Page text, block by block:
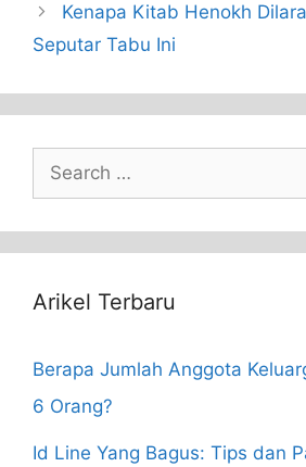
Kenapa Kitab Henokh
Seputar Tabu Ini
Search
for:
Arikel Terbaru
Berapa Jumlah Anggota
6 Orang?
Id Line Yang Bagus: Tips dan